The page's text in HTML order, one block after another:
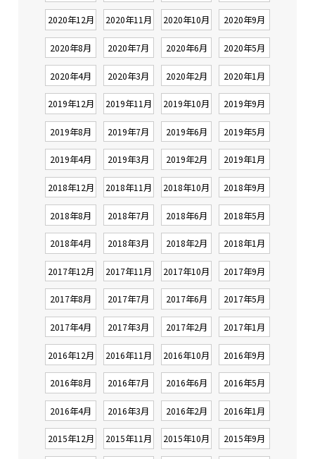
2020年12月 2020年11月 2020年10月 2020年9月
2020年8月 2020年7月 2020年6月 2020年5月
2020年4月 2020年3月 2020年2月 2020年1月
2019年12月 2019年11月 2019年10月 2019年9月
2019年8月 2019年7月 2019年6月 2019年5月
2019年4月 2019年3月 2019年2月 2019年1月
2018年12月 2018年11月 2018年10月 2018年9月
2018年8月 2018年7月 2018年6月 2018年5月
2018年4月 2018年3月 2018年2月 2018年1月
2017年12月 2017年11月 2017年10月 2017年9月
2017年8月 2017年7月 2017年6月 2017年5月
2017年4月 2017年3月 2017年2月 2017年1月
2016年12月 2016年11月 2016年10月 2016年9月
2016年8月 2016年7月 2016年6月 2016年5月
2016年4月 2016年3月 2016年2月 2016年1月
2015年12月 2015年11月 2015年10月 2015年9月